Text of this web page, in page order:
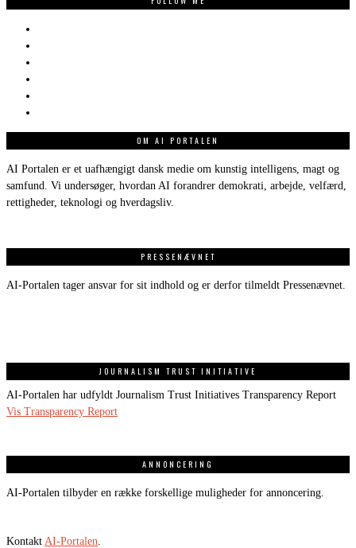
OM AI PORTALEN
AI Portalen er et uafhængigt dansk medie om kunstig intelligens, magt og
samfund. Vi undersøger, hvordan AI forandrer demokrati, arbejde, velfærd,
rettigheder, teknologi og hverdagsliv.
PRESSENÆVNET
AI-Portalen tager ansvar for sit indhold og er derfor tilmeldt Pressenævnet.
JOURNALISM TRUST INITIATIVE
AI-Portalen har udfyldt Journalism Trust Initiatives Transparency Report
Vis Transparency Report
ANNONCERING
AI-Portalen tilbyder en række forskellige muligheder for annoncering.
Kontakt AI-Portalen